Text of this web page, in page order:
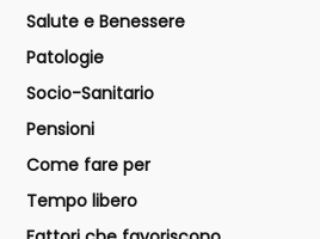
Salute e Benessere
Patologie
Socio-Sanitario
Pensioni
Come fare per
Tempo libero